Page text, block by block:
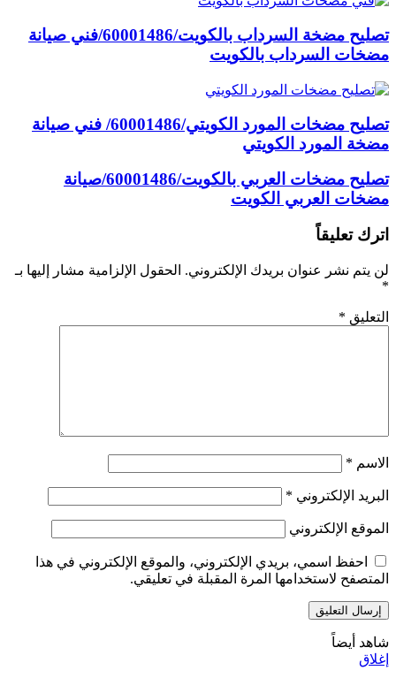
تصليح مضخة السرداب بالكويت/60001486/فني صيانة
مضخات السرداب بالكويت
تصليح مضخات المورد الكويتي/60001486/ فني صيانة
مضخة المورد الكويتي
تصليح مضخات العربي بالكويت/60001486/صيانة
مضخات العربي الكويت
اترك تعليقاً
لن يتم نشر عنوان بريدك الإلكتروني. الحقول الإلزامية مشار إليها بـ
*
التعليق *
الاسم *
البريد الإلكتروني *
الموقع الإلكتروني
احفظ اسمي، بريدي الإلكتروني، والموقع الإلكتروني في هذا
المتصفح لاستخدامها المرة المقبلة في تعليقي.
شاهد أيضاً
إغلاق